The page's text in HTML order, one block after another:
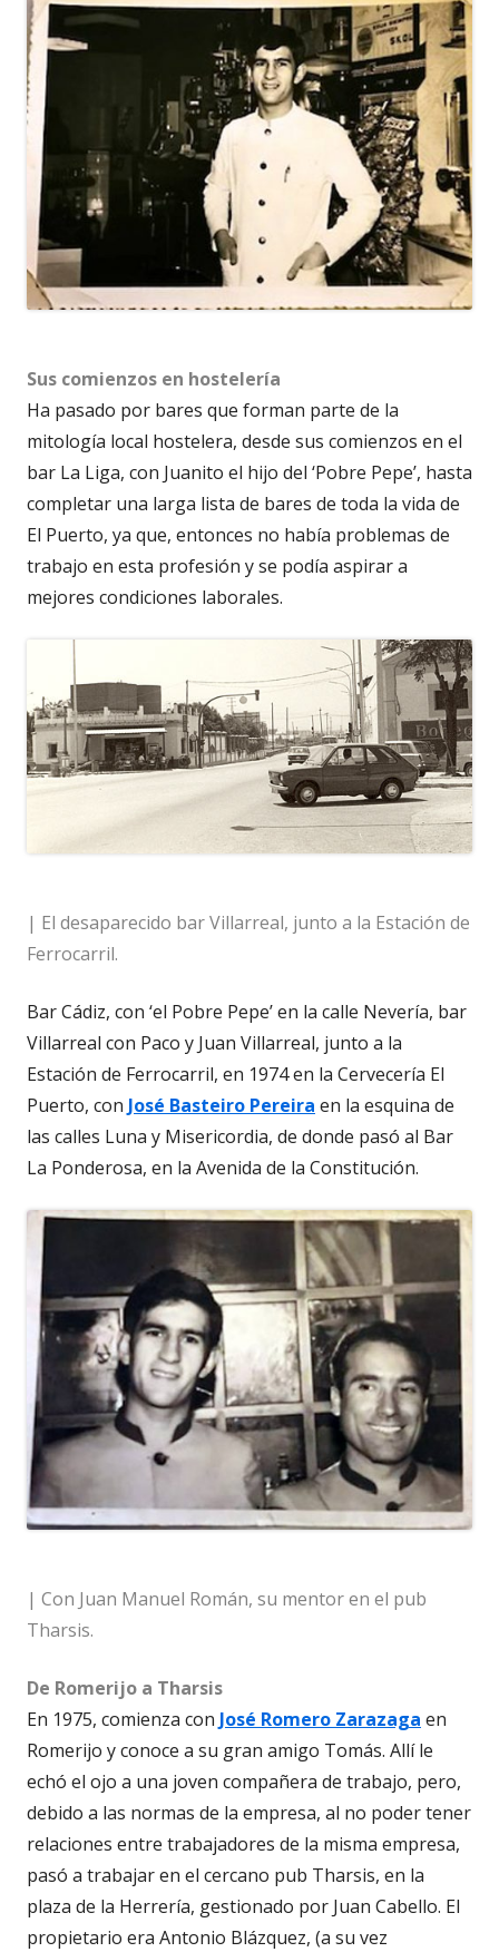
Sus comienzos en hostelería
Ha pasado por bares que forman parte de la
mitología local hostelera, desde sus comienzos en el
bar La Liga, con Juanito el hijo del ‘Pobre Pepe’, hasta
completar una larga lista de bares de toda la vida de
El Puerto, ya que, entonces no había problemas de
trabajo en esta profesión y se podía aspirar a
mejores condiciones laborales.
| El desaparecido bar Villarreal, junto a la Estación de
Ferrocarril.
Bar Cádiz, con ‘el Pobre Pepe’ en la calle Nevería, bar
Villarreal con Paco y Juan Villarreal, junto a la
Estación de Ferrocarril, en 1974 en la Cervecería El
Puerto, con José Basteiro Pereira en la esquina de
las calles Luna y Misericordia, de donde pasó al Bar
La Ponderosa, en la Avenida de la Constitución.
| Con Juan Manuel Román, su mentor en el pub
Tharsis.
De Romerijo a Tharsis
En 1975, comienza con José Romero Zarazaga en
Romerijo y conoce a su gran amigo Tomás. Allí le
echó el ojo a una joven compañera de trabajo, pero,
debido a las normas de la empresa, al no poder tener
relaciones entre trabajadores de la misma empresa,
pasó a trabajar en el cercano pub Tharsis, en la
plaza de la Herrería, gestionado por Juan Cabello. El
propietario era Antonio Blázquez, (a su vez